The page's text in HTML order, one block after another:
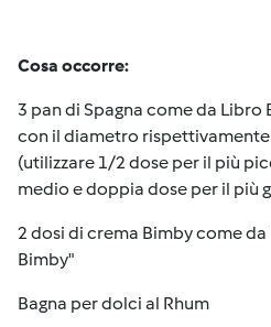
Cosa occorre:
3 pan di Spagna come da Libro
con il diametro rispettivamente
(utilizzare 1/2 dose per il più
medio e doppia dose per il più
2 dosi di crema Bimby come da
Bimby"
Bagna per dolci al Rhum